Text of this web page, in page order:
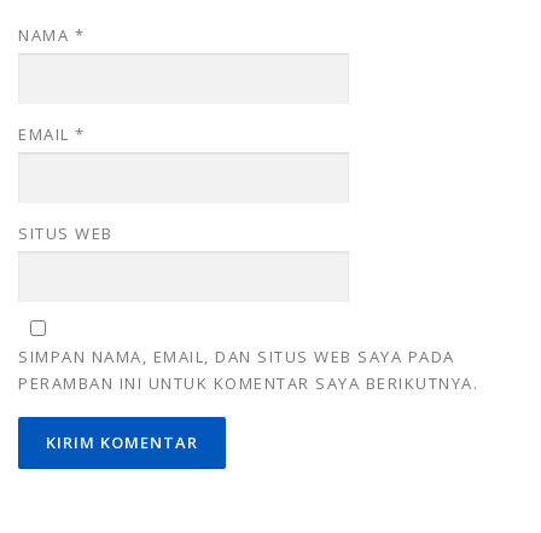
NAMA *
EMAIL *
SITUS WEB
SIMPAN NAMA, EMAIL, DAN SITUS WEB SAYA PADA
PERAMBAN INI UNTUK KOMENTAR SAYA BERIKUTNYA.